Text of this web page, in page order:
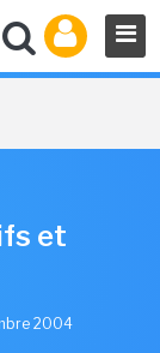
et
2004